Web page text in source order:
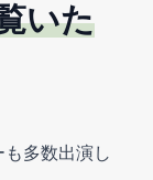
いた
多数出演し